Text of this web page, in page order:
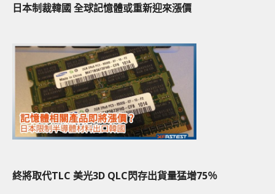
日本制裁韓國 全球記憶體或重新迎來漲價
終將取代TLC 美光3D QLC閃存出貨量猛增75％